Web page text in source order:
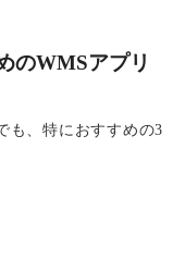
のWMSアプリ
も、特におすすめの3